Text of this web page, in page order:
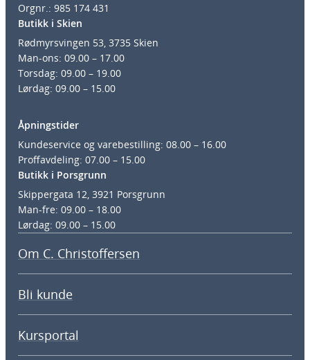
Orgnr.: 985 174 431
Butikk i Skien
Rødmyrsvingen 53, 3735 Skien
Man-ons: 09.00 – 17.00
Torsdag: 09.00 – 19.00
Lørdag: 09.00 – 15.00
Åpningstider
Kundeservice og varebestilling: 08.00 – 16.00
Proffavdeling: 07.00 – 15.00
Butikk i Porsgrunn
Skippergata 12, 3921 Porsgrunn
Man-fre: 09.00 – 18.00
Lørdag: 09.00 – 15.00
Om C. Christoffersen
Bli kunde
Kursportal